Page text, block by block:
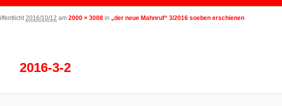
2016-3-2
2016/10/12 am 2000 × 3008 in „der neue Mahnruf“ 3/2016 soeben erschienen